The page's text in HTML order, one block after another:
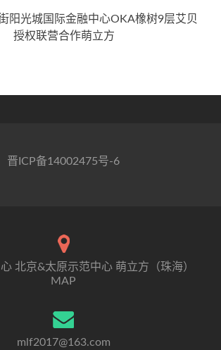
阳光城国际金融中心OKA橡树9层艾贝
授权联营合作萌立方
晋ICP备14002475号-6
北京&太原示范中心 萌立方（珠海）
MAP
mlf2017@163.com